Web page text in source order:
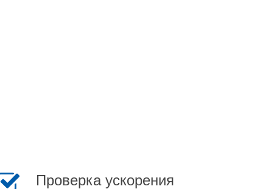
Проверка ускорения